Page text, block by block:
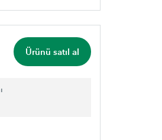
Ürünü satıl al